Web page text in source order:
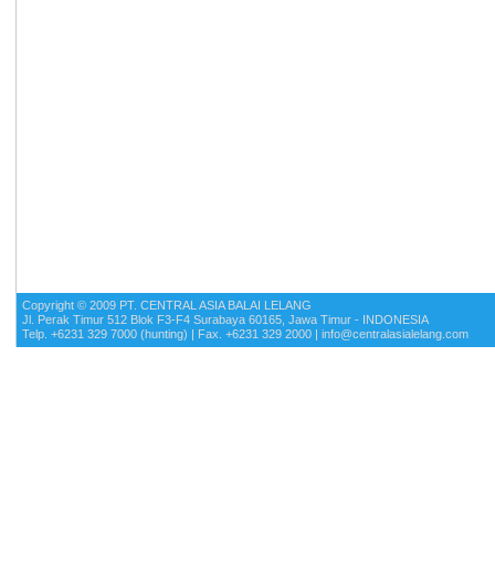
Copyright © 2009 PT. CENTRAL ASIA BALAI LELANG
Jl. Perak Timur 512 Blok F3-F4 Surabaya 60165, Jawa Timur - INDONESIA
Telp. +6231 329 7000 (hunting) | Fax. +6231 329 2000 | info@centralasialelang.com